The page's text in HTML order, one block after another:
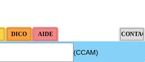
(CCAM)